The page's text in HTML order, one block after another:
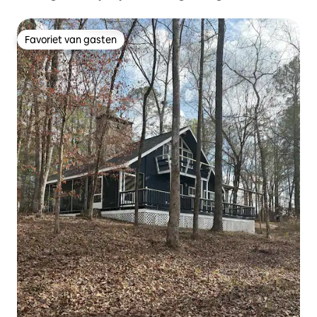
Favoriet van gasten
Favoriet van gasten